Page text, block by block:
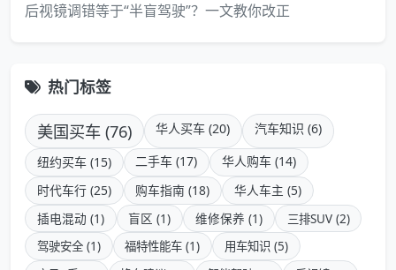
后视镜调错等于“半盲驾驶”？一文教你改正
热门标签
美国买车 (76) 华人买车 (20) 汽车知识 (6)
纽约买车 (15) 二手车 (17)
华人购车 (14)
时代车行 (25)
购车指南 (18)
华人车主 (5)
插电混动 (1)
盲区 (1) 维修保养 (1)
三排SUV (2)
驾驶安全 (1)
福特性能车 (1)
用车知识 (5)